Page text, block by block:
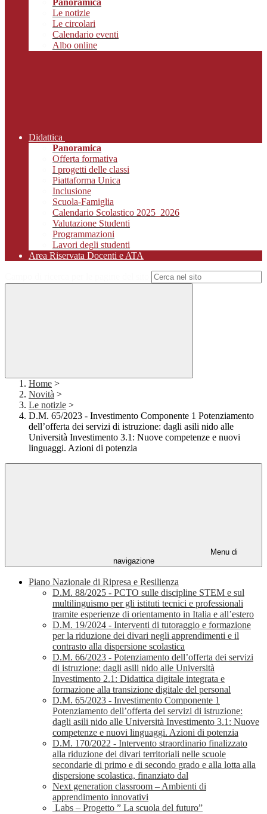
Panoramica
Le notizie
Le circolari
Calendario eventi
Albo online
Didattica
Panoramica
Offerta formativa
I progetti delle classi
Piattaforma Unica
Inclusione
Scuola-Famiglia
Calendario Scolastico 2025_2026
Valutazione Studenti
Programmazioni
Lavori degli studenti
Area Riservata Docenti e ATA
Home >
Novità >
Le notizie >
D.M. 65/2023 - Investimento Componente 1 Potenziamento
dell’offerta dei servizi di istruzione: dagli asili nido alle
Università Investimento 3.1: Nuove competenze e nuovi
linguaggi. Azioni di potenzia
Menu di
navigazione
Piano Nazionale di Ripresa e Resilienza
D.M. 88/2025 - PCTO sulle discipline STEM e sul
multilinguismo per gli istituti tecnici e professionali
tramite esperienze di orientamento in Italia e all’estero
D.M. 19/2024 - Interventi di tutoraggio e formazione
per la riduzione dei divari negli apprendimenti e il
contrasto alla dispersione scolastica
D.M. 66/2023 - Potenziamento dell’offerta dei servizi
di istruzione: dagli asili nido alle Università
Investimento 2.1: Didattica digitale integrata e
formazione alla transizione digitale del personal
D.M. 65/2023 - Investimento Componente 1
Potenziamento dell’offerta dei servizi di istruzione:
dagli asili nido alle Università Investimento 3.1: Nuove
competenze e nuovi linguaggi. Azioni di potenzia
D.M. 170/2022 - Intervento straordinario finalizzato
alla riduzione dei divari territoriali nelle scuole
secondarie di primo e di secondo grado e alla lotta alla
dispersione scolastica, finanziato dal
Next generation classroom – Ambienti di
apprendimento innovativi
Labs – Progetto ” La scuola del futuro”